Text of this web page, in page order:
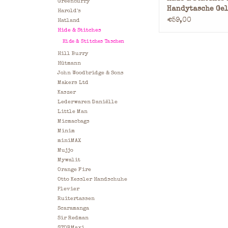
Greenburry
Harold's
Hatland
Hide & Stitches
Hide & Stitches Taschen
Hill Burry
Hütmann
John Woodbridge & Sons
Makers Ltd
Kaszer
Lederwaren Daniëlle
Little Man
Micmacbags
Minim
miniMAX
Mujjo
Mywalit
Orange Fire
Otto Kessler Handschuhe
Plevier
Ruitertassen
Scaramanga
Sir Redman
Handytasche
Olive
€59,00